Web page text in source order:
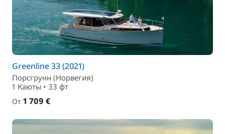
Greenline 33 (2021)
Порсгрунн (Норвегия)
1 Каюты • 33 фт
От 1 709 €